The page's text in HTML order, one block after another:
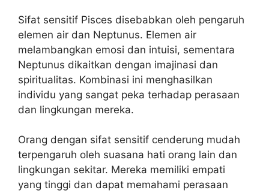
Sifat sensitif Pisces disebabkan oleh pengaruh
elemen air dan Neptunus. Elemen air
melambangkan emosi dan intuisi, sementara
Neptunus dikaitkan dengan imajinasi dan
spiritualitas. Kombinasi ini menghasilkan
individu yang sangat peka terhadap perasaan
dan lingkungan mereka.
Orang dengan sifat sensitif cenderung mudah
terpengaruh oleh suasana hati orang lain dan
lingkungan sekitar. Mereka memiliki empati
yang tinggi dan dapat memahami perasaan